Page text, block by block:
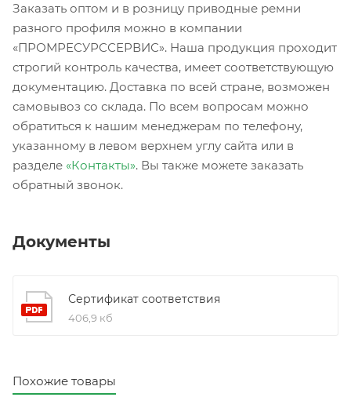
Заказать оптом и в розницу приводные ремни
разного профиля можно в компании
«ПРОМРЕСУРССЕРВИС». Наша продукция проходит
строгий контроль качества, имеет соответствующую
документацию. Доставка по всей стране, возможен
самовывоз со склада. По всем вопросам можно
обратиться к нашим менеджерам по телефону,
указанному в левом верхнем углу сайта или в
разделе «Контакты». Вы также можете заказать
обратный звонок.
Документы
Сертификат соответствия
406,9 кб
Похожие товары